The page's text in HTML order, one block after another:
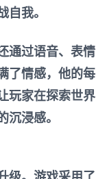
我。
通过语音、表情
了情感，他的每
玩家在探索世界
浸感。